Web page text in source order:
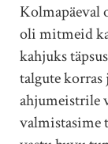
Kolmapäeval
oli mitmeid
kahjuks
talgute korras
ahjumeistrile
valmistasime